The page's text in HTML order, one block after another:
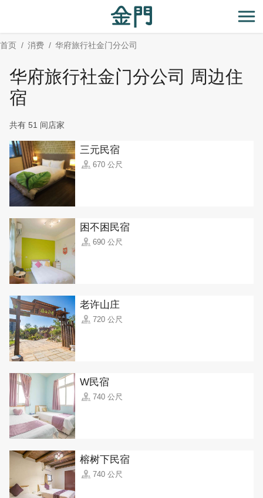
主
要
开
首页 消费 华府旅行社金门分公司
华府旅行社金门分公司 周边住
宿
共有 51 间店家
三元民宿
670 公尺
困不困民宿
690 公尺
老许山庄
720 公尺
W民宿
740 公尺
榕树下民宿
740 公尺